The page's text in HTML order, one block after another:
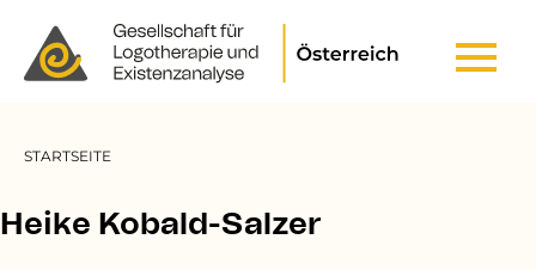
STARTSEITE
Heike Kobald-Salzer